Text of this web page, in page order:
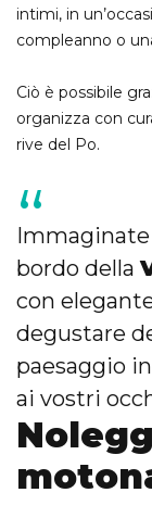
intimi, in
compleanno o
Ciò è possibile
organizza con
rive del Po.
bordo della
con
degustare
paesaggio
ai vostri